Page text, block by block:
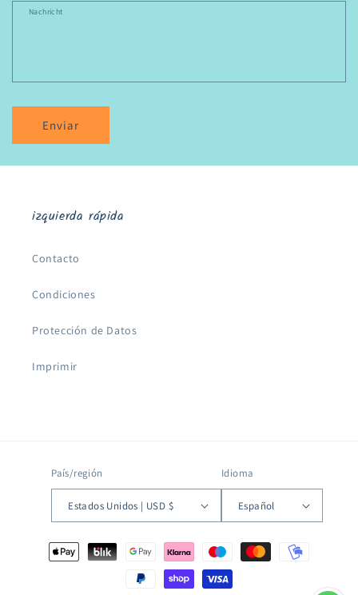
Nachricht
Enviar
izquierda rápida
Contacto
Condiciones
Protección de Datos
Imprimir
País/región
Estados Unidos | USD $
Idioma
Español
Formas